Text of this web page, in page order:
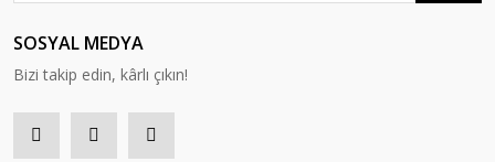
SOSYAL MEDYA
Bizi takip edin, kârlı çıkın!